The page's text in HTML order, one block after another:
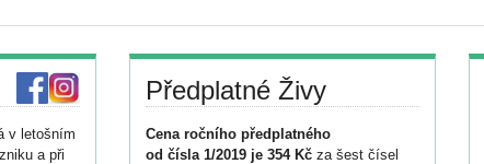
v letošním
a při
Předplatné Živy
Cena ročního předplatného
od čísla 1/2019 je 354 Kč za šest čísel